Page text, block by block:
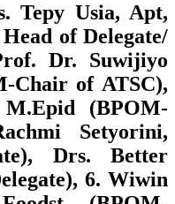
Tepy Usia, Apt,
of Delegate/
Dr. Suwijiyo
Chair of ATSC),
(BPOM-
Setyorini,
Drs. Better
6. Wiwin